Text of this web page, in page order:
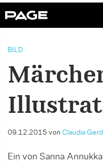
BILD
09.12.2015 von Claudia
Ein von Sanna